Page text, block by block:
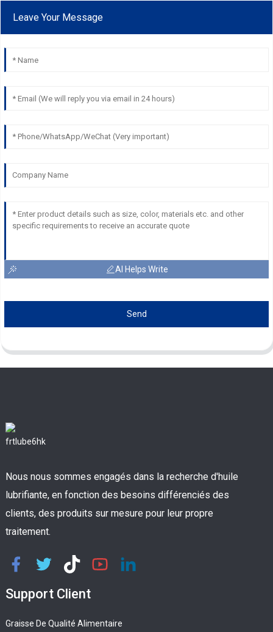
Leave Your Message
AI Helps Write
Send
Nous nous sommes engagés dans la recherche d'huile
lubrifiante, en fonction des besoins différenciés des
clients, des produits sur mesure pour leur propre
traitement.
Support Client
Graisse De Qualité Alimentaire